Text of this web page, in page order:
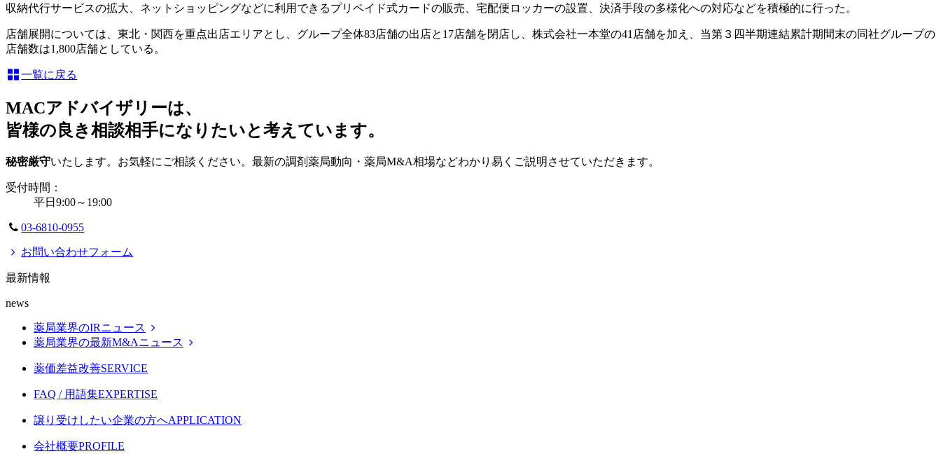
収納代行サービスの拡大、ネットショッピングなどに利用できるプリペイド式カードの販売、宅配便ロッカーの設置、決済手段の多様化への対応などを積極的に行った。
店舗展開については、東北・関西を重点出店エリアとし、グループ全体83店舗の出店と17店舗を閉店し、株式会社一本堂の41店舗を加え、当第３四半期連結累計期間末の同社グループの
店舗数は1,800店舗としている。
一覧に戻る
MACアドバイザリーは、
皆様の良き相談相手になりたいと考えています。
秘密厳守いたします。お気軽にご相談ください。最新の調剤薬局動向・薬局M&A相場などわかり易くご説明させていただきます。
受付時間：
平日9:00～19:00
03-6810-0955
お問い合わせフォーム
最新情報
news
薬局業界のIRニュース
薬局業界の最新M&Aニュース
薬価差益改善SERVICE
FAQ / 用語集EXPERTISE
譲り受けしたい企業の方へAPPLICATION
会社概要PROFILE